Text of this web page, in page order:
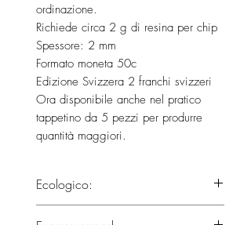
ordinazione.
Richiede circa 2 g di resina per chip
Spessore: 2 mm
Formato moneta 50c
Edizione Svizzera 2 franchi svizzeri
Ora disponibile anche nel pratico
tappetino da 5 pezzi per produrre
quantità maggiori.
Ecologico: